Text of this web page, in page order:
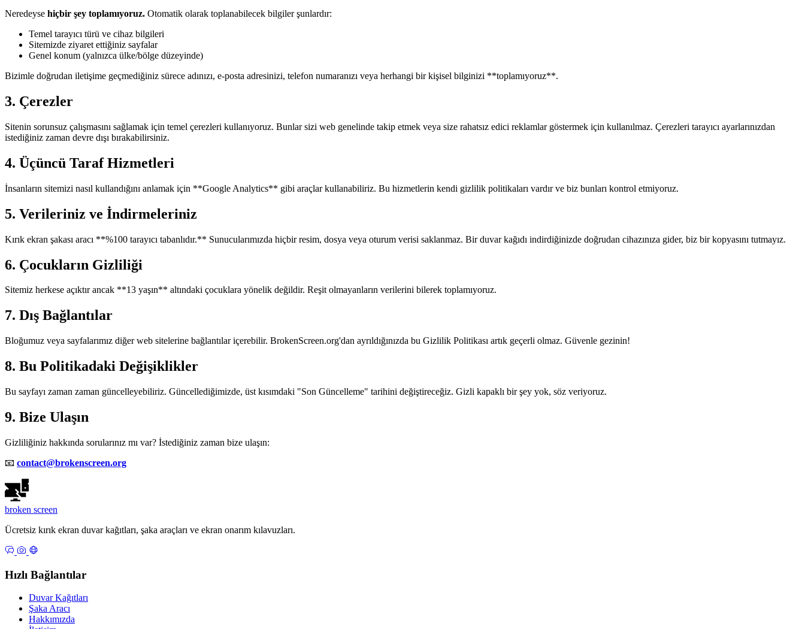
Neredeyse hiçbir şey toplamıyoruz. Otomatik olarak toplanabilecek bilgiler şunlardır:
Temel tarayıcı türü ve cihaz bilgileri
Sitemizde ziyaret ettiğiniz sayfalar
Genel konum (yalnızca ülke/bölge düzeyinde)
Bizimle doğrudan iletişime geçmediğiniz sürece adınızı, e-posta adresinizi, telefon numaranızı veya herhangi bir kişisel bilginizi **toplamıyoruz**.
3. Çerezler
Sitenin sorunsuz çalışmasını sağlamak için temel çerezleri kullanıyoruz. Bunlar sizi web genelinde takip etmek veya size rahatsız edici reklamlar göstermek için kullanılmaz. Çerezleri tarayıcı ayarlarınızdan
istediğiniz zaman devre dışı bırakabilirsiniz.
4. Üçüncü Taraf Hizmetleri
İnsanların sitemizi nasıl kullandığını anlamak için **Google Analytics** gibi araçlar kullanabiliriz. Bu hizmetlerin kendi gizlilik politikaları vardır ve biz bunları kontrol etmiyoruz.
5. Verileriniz ve İndirmeleriniz
Kırık ekran şakası aracı **%100 tarayıcı tabanlıdır.** Sunucularımızda hiçbir resim, dosya veya oturum verisi saklanmaz. Bir duvar kağıdı indirdiğinizde doğrudan cihazınıza gider, biz bir kopyasını tutmayız.
6. Çocukların Gizliliği
Sitemiz herkese açıktır ancak **13 yaşın** altındaki çocuklara yönelik değildir. Reşit olmayanların verilerini bilerek toplamıyoruz.
7. Dış Bağlantılar
Bloğumuz veya sayfalarımız diğer web sitelerine bağlantılar içerebilir. BrokenScreen.org'dan ayrıldığınızda bu Gizlilik Politikası artık geçerli olmaz. Güvenle gezinin!
8. Bu Politikadaki Değişiklikler
Bu sayfayı zaman zaman güncelleyebiliriz. Güncellediğimizde, üst kısımdaki "Son Güncelleme" tarihini değiştireceğiz. Gizli kapaklı bir şey yok, söz veriyoruz.
9. Bize Ulaşın
Gizliliğiniz hakkında sorularınız mı var? İstediğiniz zaman bize ulaşın:
📧 contact@brokenscreen.org
broken screen
Ücretsiz kırık ekran duvar kağıtları, şaka araçları ve ekran onarım kılavuzları.
Hızlı Bağlantılar
Duvar Kağıtları
Şaka Aracı
Hakkımızda